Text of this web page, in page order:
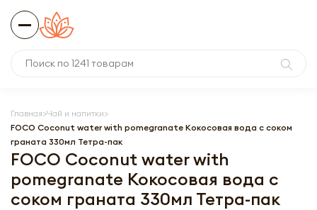
Главная Чай и напитки
FOCO Coconut water with pomegranate Кокосовая вода с соком
граната 330мл Тетра-пак
FOCO Coconut water with
pomegranate Кокосовая вода с
соком граната 330мл Тетра-пак